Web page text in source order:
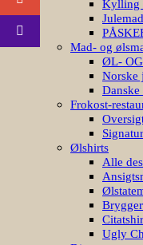
Kylling
Julemad
Mad- og
ØL-
Norske
Danske
Frokost-
Ølshirts
Alle
Ugly